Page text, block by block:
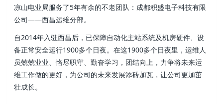
凉山电业局服务了5年有余的不老团队：成都积盛电子科技有限
公司——西昌运维分部。
自2014年入驻西昌后，已保障自动化主站系统及机房硬件、设
备正常安全运行1900多个日夜。在这1900多个日夜里，运维人
员兢兢业业、恪尽职守、勤奋学习，团结向上，力争将未来运
维工作做的更好，为公司的未来发展添砖加瓦，让公司更加茁
壮成长。